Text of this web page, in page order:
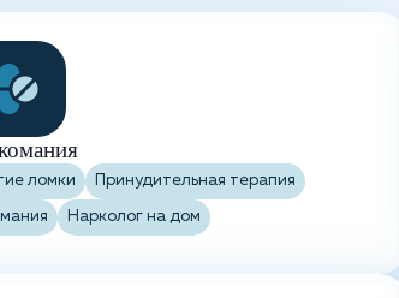
ломки Принудительная терапия
Нарколог на дом